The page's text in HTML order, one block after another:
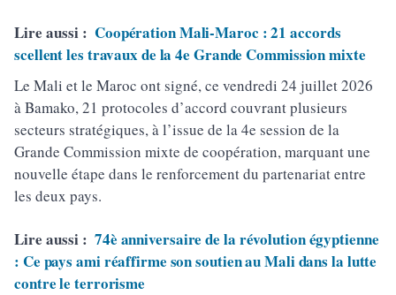
Lire aussi : Coopération Mali-Maroc : 21 accords
scellent les travaux de la 4e Grande Commission mixte
Le Mali et le Maroc ont signé, ce vendredi 24 juillet 2026
à Bamako, 21 protocoles d’accord couvrant plusieurs
secteurs stratégiques, à l’issue de la 4e session de la
Grande Commission mixte de coopération, marquant une
nouvelle étape dans le renforcement du partenariat entre
les deux pays.
Lire aussi : 74è anniversaire de la révolution égyptienne
: Ce pays ami réaffirme son soutien au Mali dans la lutte
contre le terrorisme